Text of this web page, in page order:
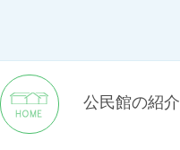
公民館の紹介